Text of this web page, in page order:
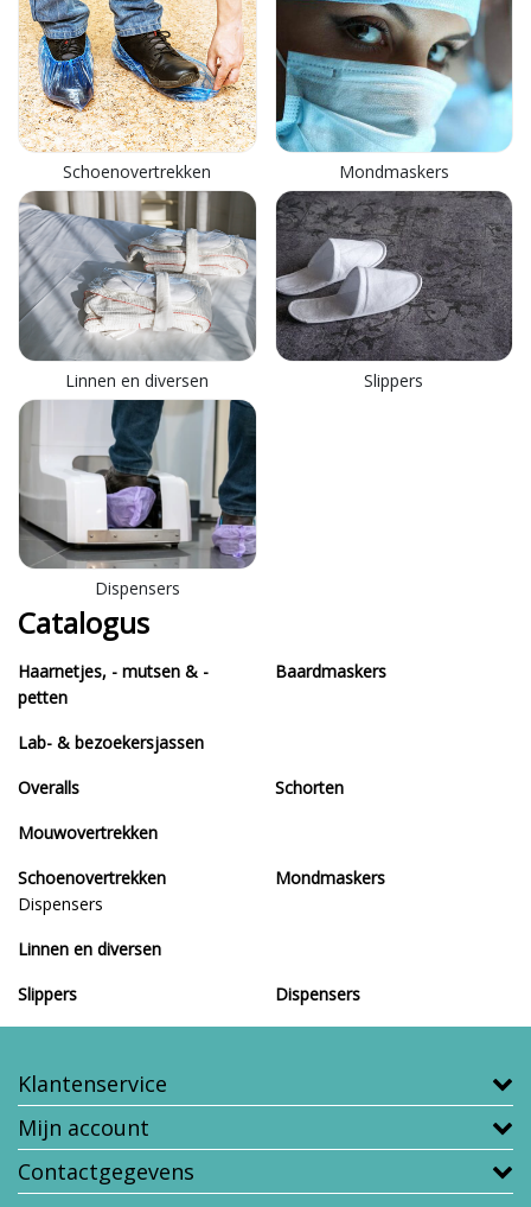
Schoenovertrekken Mondmaskers
Linnen en diversen Slippers
Dispensers
Catalogus
Haarnetjes, - mutsen & -
petten
Baardmaskers
Lab- & bezoekersjassen
Overalls
Schorten
Mouwovertrekken
Schoenovertrekken
Dispensers
Mondmaskers
Linnen en diversen
Slippers
Dispensers
Klantenservice
Mijn account
Contactgegevens